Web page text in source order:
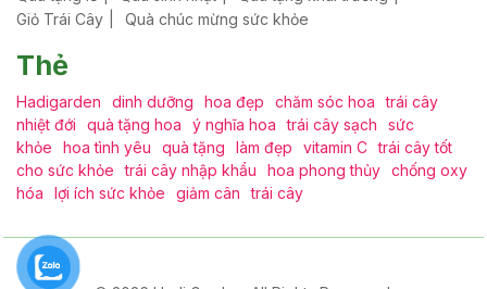
Giỏ Trái Cây
Quà chúc mừng sức khỏe
Thẻ
Hadigarden dinh dưỡng hoa đẹp chăm sóc hoa
trái cây
nhiệt đới
quà tặng hoa ý nghĩa hoa trái cây sạch
sức
khỏe
hoa tình yêu quà tặng làm đẹp vitamin C trái cây tốt
cho sức khỏe
trái cây nhập khẩu hoa phong thủy chống oxy
hóa
lợi ích sức khỏe giảm cân trái cây